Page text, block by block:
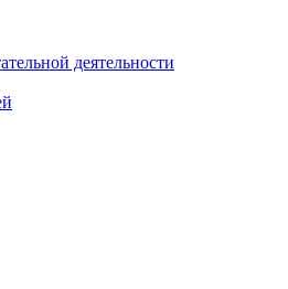
деятельности